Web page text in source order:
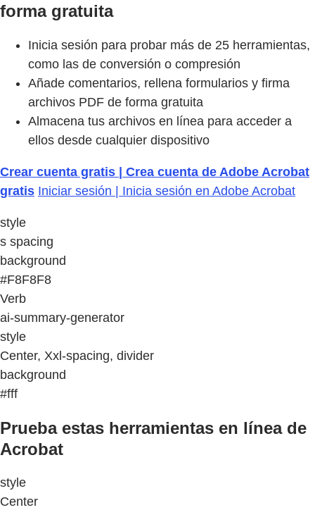
forma gratuita
Inicia sesión para probar más de 25 herramientas,
como las de conversión o compresión
Añade comentarios, rellena formularios y firma
archivos PDF de forma gratuita
Almacena tus archivos en línea para acceder a
ellos desde cualquier dispositivo
Crear cuenta gratis | Crea cuenta de Adobe Acrobat
gratis Iniciar sesión | Inicia sesión en Adobe Acrobat
style
s spacing
background
#F8F8F8
Verb
ai-summary-generator
style
Center, Xxl-spacing, divider
background
#fff
Prueba estas herramientas en línea de
Acrobat
style
Center